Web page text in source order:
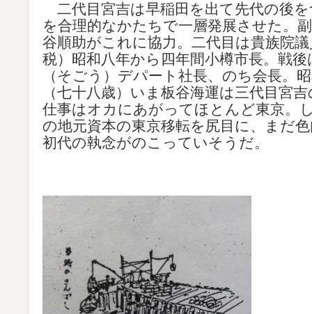
二代目宮吉は早稲田を出て先代の後
を合理的なかたちで一層発展させた。
谷順助がこれに協力。二代目は貴族院
税）昭和八年から四年間小樽市長。戦
（そごう）デパート社長、のち会長。
（七十八歳）いま板谷海運は三代目宮
仕事はオカにあがってほとんど東京。
の地元資本の東京移転を尻目に、まだ
初代の執念がのこっていそうだ。